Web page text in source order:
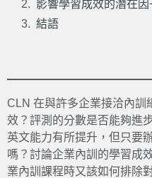
影響學習成效的潛在因
結語
CLN 在與許多企業接洽內訓
效？評測的分數是否能夠進
英文能力有所提升，但只要
嗎？討論企業內訓的學習成
業內訓課程時又該如何排除